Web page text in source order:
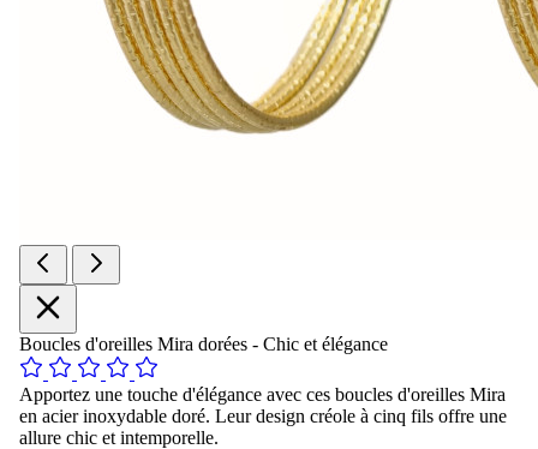
Boucles d'oreilles Mira dorées - Chic et élégance
Apportez une touche d'élégance avec ces boucles d'oreilles Mira
en acier inoxydable doré. Leur design créole à cinq fils offre une
allure chic et intemporelle.